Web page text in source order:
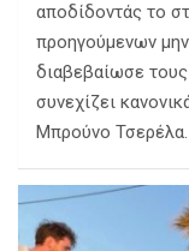
αποδίδοντάς το
προηγούμενων
διαβεβαίωσε τους
συνεχίζει
Μπρούνο